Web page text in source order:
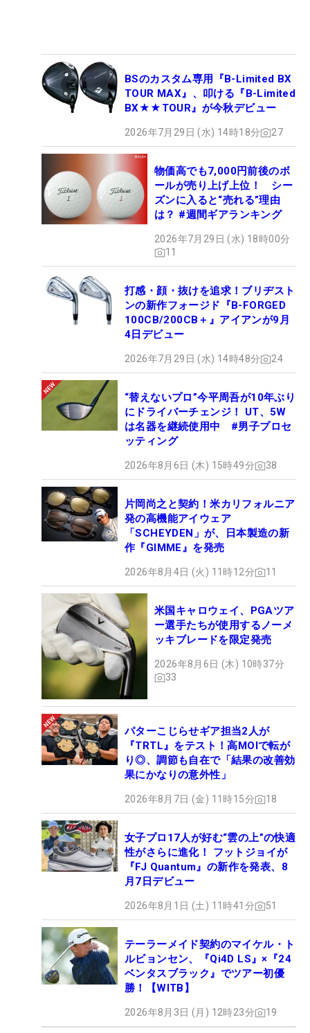
BSのカスタム専用『B-Limited BX
TOUR MAX』、叩ける『B-Limited
BX★★TOUR』が今秋デビュー
2026年7月29日 (水) 14時18分 27
物価高でも7,000円前後のボ
ールが売り上げ上位！ シー
ズンに入ると“売れる”理由
は？ #週間ギアランキング
2026年7月29日 (水) 18時00分
11
打感・顔・抜けを追求！ブリヂスト
ンの新作フォージド『B-FORGED
100CB/200CB＋』アイアンが9月
4日デビュー
2026年7月29日 (水) 14時48分 24
“替えないプロ”今平周吾が10年ぶり
にドライバーチェンジ！ UT、5W
は名器を継続使用中 #男子プロセ
ッティング
2026年8月6日 (木) 15時49分 38
片岡尚之と契約！米カリフォルニア
発の高機能アイウェア
「SCHEYDEN」が、日本製造の新
作『GIMME』を発売
2026年8月4日 (火) 11時12分 11
米国キャロウェイ、PGAツア
ー選手たちが使用するノーメ
ッキブレードを限定発売
2026年8月6日 (木) 10時37分
33
パターこじらせギア担当2人が
『TRTL』をテスト！高MOIで転が
り◎、調節も自在で「結果の改善効
果にかなりの意外性」
2026年8月7日 (金) 11時15分 18
女子プロ17人が好む“雲の上”の快適
性がさらに進化！ フットジョイが
『FJ Quantum』の新作を発表、8
月7日デビュー
2026年8月1日 (土) 11時41分 51
テーラーメイド契約のマイケル・ト
ルビョンセン、『Qi4D LS』×『24
ベンタスブラック』でツアー初優
勝！【WITB】
2026年8月3日 (月) 12時23分 19